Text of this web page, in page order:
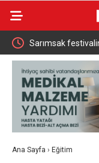
festivalinde sahne
unutulmaz bir gece
Ana Sayfa › Eğitim